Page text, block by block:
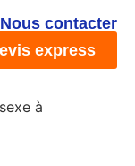
Nous contacter
express
à